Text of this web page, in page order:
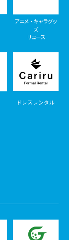
アニメ・キャラグッ
ズ
リユース
ドレスレンタル